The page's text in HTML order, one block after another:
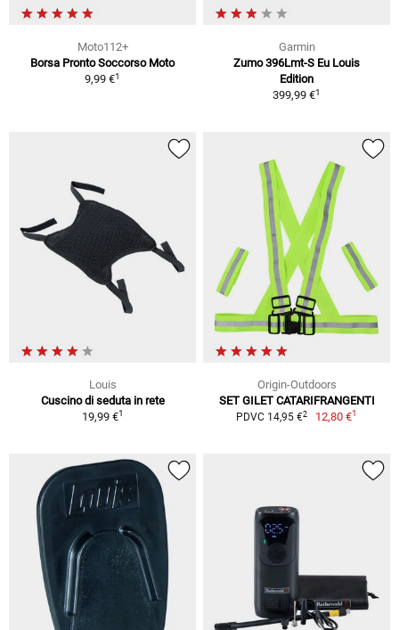
Moto112+
Borsa Pronto Soccorso Moto
9,99 €1
Garmin
Zumo 396Lmt-S Eu Louis
Edition
399,99 €1
Louis
Cuscino di seduta in rete
19,99 €1
Origin-Outdoors
SET GILET CATARIFRANGENTI
PDVC 14,95 €2 12,80 €1